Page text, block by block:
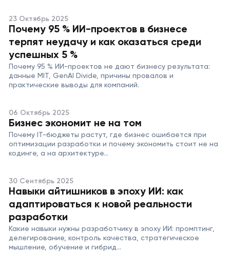
23 Октябрь 2025
Почему 95 % ИИ-проектов в бизнесе
терпят неудачу и как оказаться среди
успешных 5 %
Почему 95 % ИИ-проектов не дают бизнесу результата:
данные MIT, GenAI Divide, причины провалов и
практические выводы для компаний.
06 Октябрь 2025
Бизнес экономит не на том
Почему IT-бюджеты растут, где бизнес ошибается при
оптимизации разработки и почему экономить стоит не на
кодинге, а на архитектуре...
30 Сентябрь 2025
Навыки айтишников в эпоху ИИ: как
адаптироваться к новой реальности
разработки
Какие навыки нужны разработчику в эпоху ИИ: промптинг,
делегирование, контроль качества, стратегическое
мышление, обучение и гибрид...